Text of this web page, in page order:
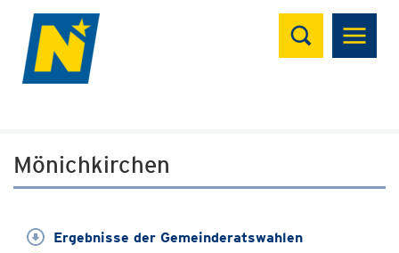
Suchen
Mönichkirchen
Ergebnisse der Gemeinderatswahlen